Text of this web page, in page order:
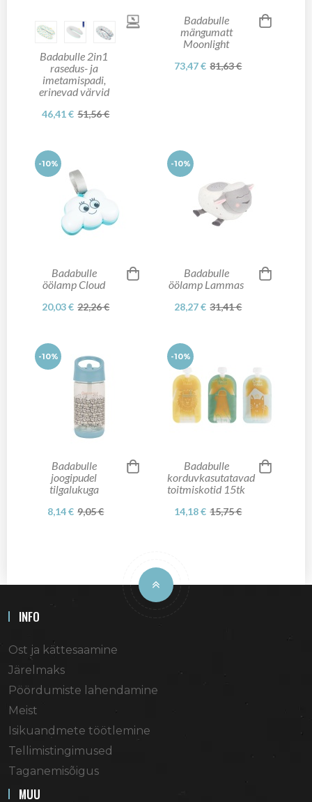
Badabulle 2in1
rasedus- ja
imetamispadi,
erinevad värvid
46,41 € 51,56 €
Badabulle
mängumatt
Moonlight
73,47 € 81,63 €
-10%
Badabulle
öölamp Cloud
20,03 € 22,26 €
-10%
Badabulle
öölamp Lammas
28,27 € 31,41 €
-10%
Badabulle
joogipudel
tilgalukuga
8,14 € 9,05 €
-10%
Badabulle
korduvkasutatavad
toitmiskotid 15tk
14,18 € 15,75 €
INFO
Ost ja kättesaamine
Järelmaks
Pöördumiste lahendamine
Meist
Isikuandmete töötlemine
Tellimistingimused
Taganemisõigus
MUU